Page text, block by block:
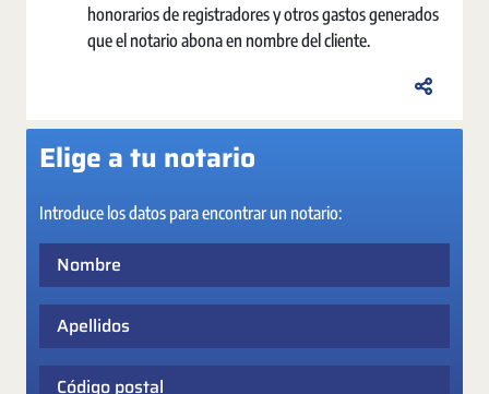
honorarios de registradores y otros gastos generados
que el notario abona en nombre del cliente.
Elige a tu notario
Introduce los datos para encontrar un notario:
Apellidos
Código postal